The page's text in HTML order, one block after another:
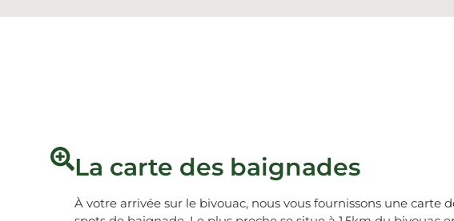
La carte des baignades
À votre arrivée sur le bivouac, nous vous fournissons une carte